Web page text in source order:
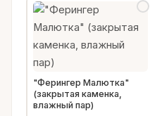
"Ферингер Малютка"
(закрытая каменка,
влажный пар)